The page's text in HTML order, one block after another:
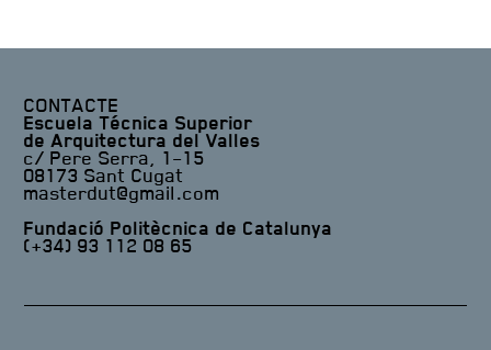
CONTACTE
Escuela Técnica Superior
de Arquitectura del Valles
c/ Pere Serra, 1-15
08173 Sant Cugat
masterdut@gmail.com
Fundació Politècnica de Catalunya
(+34) 93 112 08 65